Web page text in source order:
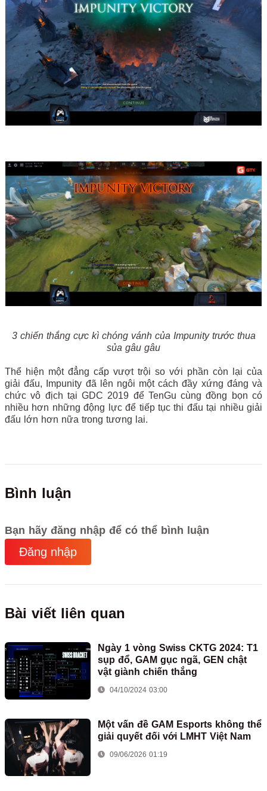
3 chiến thắng cực kì chóng vánh của Impunity trước thua
sủa gâu gâu
Thể hiện một đẳng cấp vượt trội so với phần còn lại của
giải đấu, Impunity đã lên ngôi một cách đầy xứng đáng và
chức vô địch tại GDC 2019 để TenGu cùng đồng bọn có
nhiều hơn những động lực để tiếp tục thi đấu tại nhiều giải
đấu lớn hơn nữa trong tương lai.
Bình luận
Bạn hãy đăng nhập để có thể bình luận
Đăng nhập
Bài viết liên quan
Ngày 1 vòng Swiss CKTG 2024: T1
sụp đổ, GAM gục ngã, GEN chật
vật giành chiến thắng
04/10/2024 03:00
Một vấn đề GAM Esports không thể
giải quyết đối với LMHT Việt Nam
09/06/2026 01:19